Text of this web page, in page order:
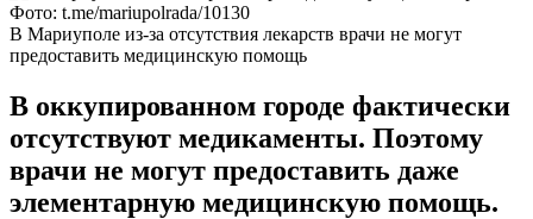
Фото: t.me/mariupolrada/10130
В Мариуполе из-за отсутствия лекарств врачи не могут
предоставить медицинскую помощь
В оккупированном городе фактически
отсутствуют медикаменты. Поэтому
врачи не могут предоставить даже
элементарную медицинскую помощь.